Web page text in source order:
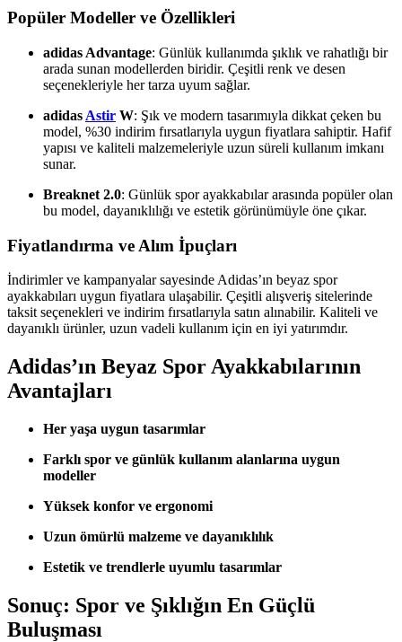
Popüler Modeller ve Özellikleri
adidas Advantage: Günlük kullanımda şıklık ve rahatlığı bir
arada sunan modellerden biridir. Çeşitli renk ve desen
seçenekleriyle her tarza uyum sağlar.
adidas Astir W: Şık ve modern tasarımıyla dikkat çeken bu
model, %30 indirim fırsatlarıyla uygun fiyatlara sahiptir. Hafif
yapısı ve kaliteli malzemeleriyle uzun süreli kullanım imkanı
sunar.
Breaknet 2.0: Günlük spor ayakkabılar arasında popüler olan
bu model, dayanıklılığı ve estetik görünümüyle öne çıkar.
Fiyatlandırma ve Alım İpuçları
İndirimler ve kampanyalar sayesinde Adidas’ın beyaz spor
ayakkabıları uygun fiyatlara ulaşabilir. Çeşitli alışveriş sitelerinde
taksit seçenekleri ve indirim fırsatlarıyla satın alınabilir. Kaliteli ve
dayanıklı ürünler, uzun vadeli kullanım için en iyi yatırımdır.
Adidas’ın Beyaz Spor Ayakkabılarının
Avantajları
Her yaşa uygun tasarımlar
Farklı spor ve günlük kullanım alanlarına uygun
modeller
Yüksek konfor ve ergonomi
Uzun ömürlü malzeme ve dayanıklılık
Estetik ve trendlerle uyumlu tasarımlar
Sonuç: Spor ve Şıklığın En Güçlü
Buluşması